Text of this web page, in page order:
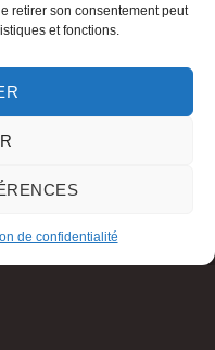
retirer son consentement peut
et fonctions.
de confidentialité